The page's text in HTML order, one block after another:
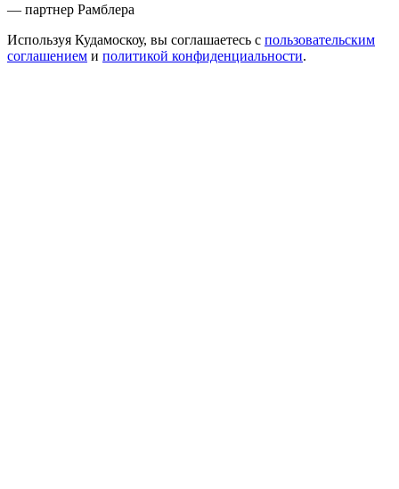
— партнер Рамблера
Используя Кудамоскоу, вы соглашаетесь с пользовательским
соглашением и политикой конфиденциальности.